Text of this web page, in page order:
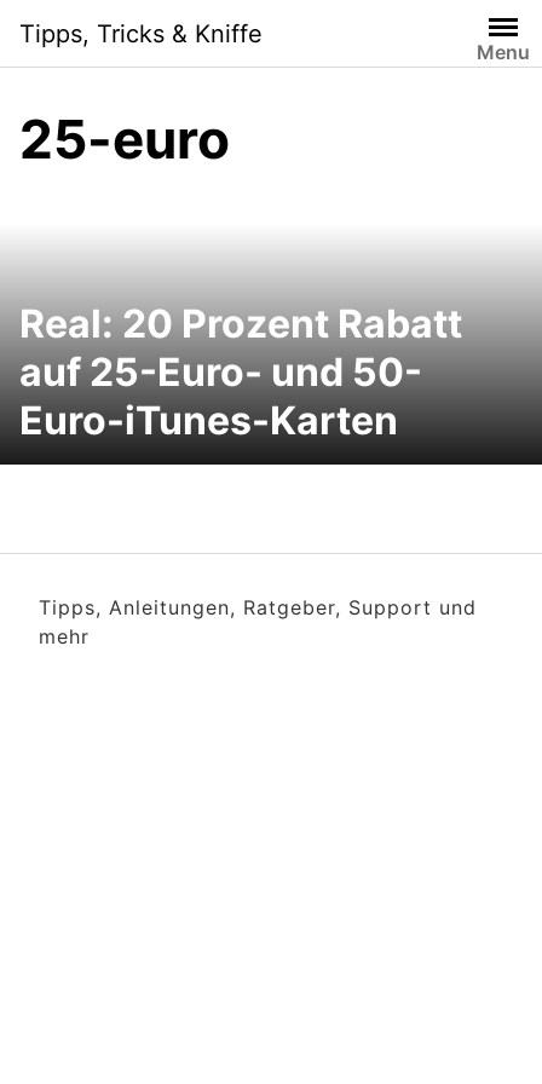
content
Tipps, Tricks & Kniffe
Menu
25-euro
Real: 20 Prozent Rabatt
auf 25-Euro- und 50-
Euro-iTunes-Karten
Tipps, Anleitungen, Ratgeber, Support und
mehr